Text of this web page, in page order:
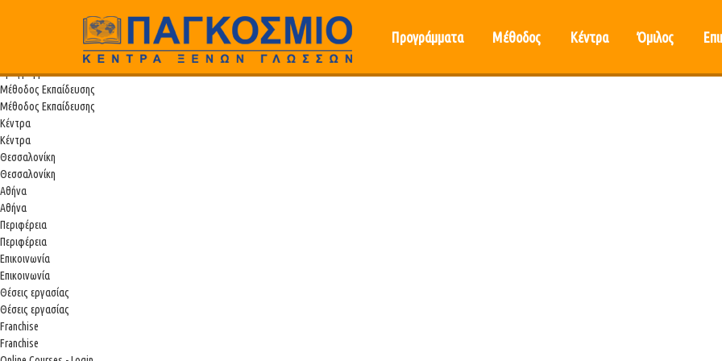
Προγράμματα Μέθοδος Κέντρα Όμιλος
Προγράμματα Σπουδών
Προγράμματα Σπουδών
Μέθοδος Εκπαίδευσης
Μέθοδος Εκπαίδευσης
Κέντρα
Κέντρα
Θεσσαλονίκη
Θεσσαλονίκη
Αθήνα
Αθήνα
Περιφέρεια
Περιφέρεια
Επικοινωνία
Επικοινωνία
Θέσεις εργασίας
Θέσεις εργασίας
Franchise
Franchise